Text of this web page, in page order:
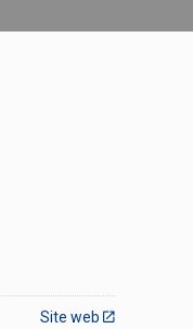
Site web